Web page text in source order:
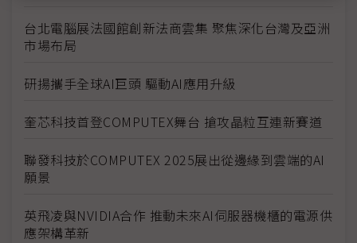
台北電腦展法國館創新法商雲集 聚焦深化台灣及亞洲
市場布局
研揚攜手全球AI巨頭 驅動AI應用升級
奎芯科技首登COMPUTEX舞台 搶攻晶粒互連新賽道
聯發科技於COMPUTEX 2025展出從邊緣到雲端的AI
願景
英飛凌與NVIDIA合作 推動未來AI伺服器機櫃的電源供
應架構革新